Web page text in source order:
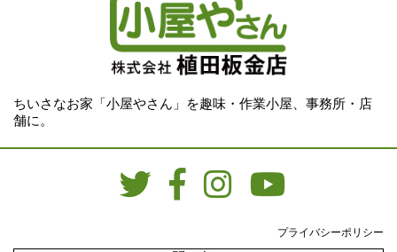
ちいさなお家「小屋やさん」を趣味・作業小屋、事務所・店
舗に。
プライバシーポリシー